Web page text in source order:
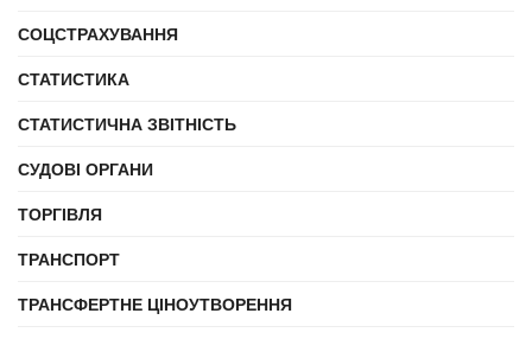
СОЦСТРАХУВАННЯ
СТАТИСТИКА
СТАТИСТИЧНА ЗВІТНІСТЬ
СУДОВІ ОРГАНИ
ТОРГІВЛЯ
ТРАНСПОРТ
ТРАНСФЕРТНЕ ЦІНОУТВОРЕННЯ